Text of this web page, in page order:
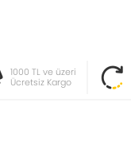
1000 TL ve üzeri
Ücretsiz Kargo